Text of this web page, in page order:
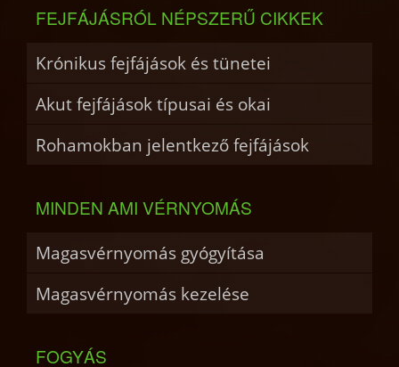
FEJFÁJÁSRÓL NÉPSZERŰ CIKKEK
Krónikus fejfájások és tünetei
Akut fejfájások típusai és okai
Rohamokban jelentkező fejfájások
MINDEN AMI VÉRNYOMÁS
Magasvérnyomás gyógyítása
Magasvérnyomás kezelése
FOGYÁS